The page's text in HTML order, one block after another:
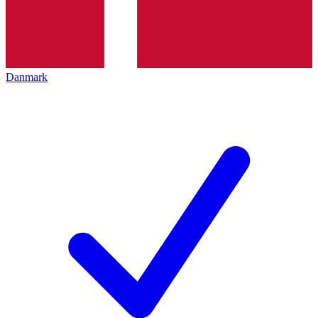
Danmark